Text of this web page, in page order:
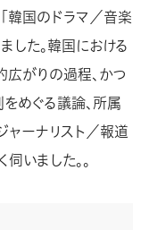
韓国のドラマ／音楽
した。韓国における
がりの過程、かつ
をめぐる議論、所属
ャーナリスト／報道
いました。。